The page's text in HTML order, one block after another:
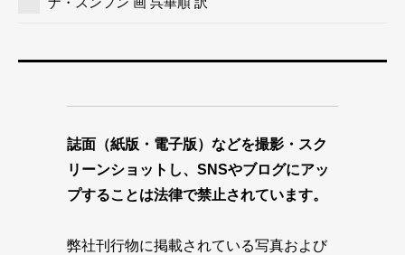
誌面（紙版・電子版）などを撮影・スク
リーンショットし、SNSやブログにアッ
プすることは法律で禁止されています。
弊社刊行物に掲載されている写真および